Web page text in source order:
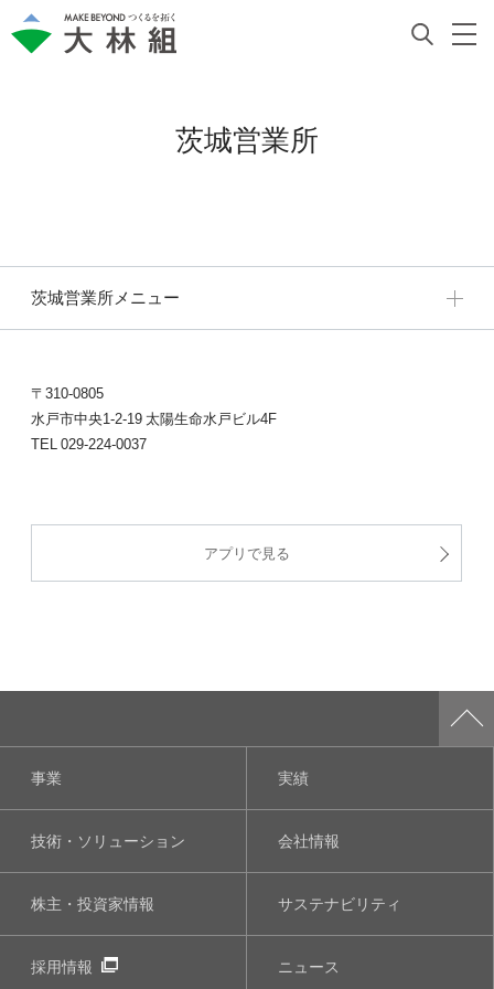
茨城営業所
茨城営業所メニュー
〒310-0805
水戸市中央1-2-19 太陽生命水戸ビル4F
TEL 029-224-0037
アプリで見る
事業 実績
技術・ソリューション 会社情報
株主・投資家情報 サステナビリティ
採用情報 ニュース